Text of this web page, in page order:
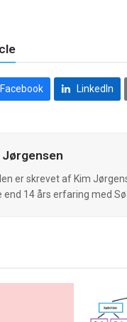
Facebook LinkedIn
Jørgensen
er skrevet af Kim
end 14 års erfaring med